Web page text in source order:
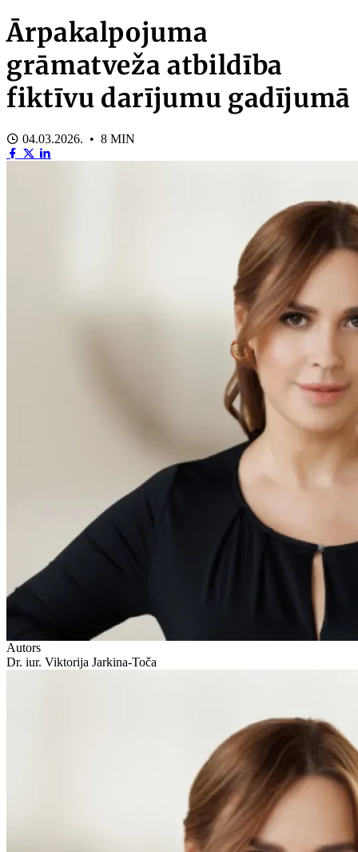
Ārpakalpojuma
grāmatveža atbildība
fiktīvu darījumu gadījumā
04.03.2026. • 8 MIN
Autors
Dr. iur. Viktorija Jarkina-Toča